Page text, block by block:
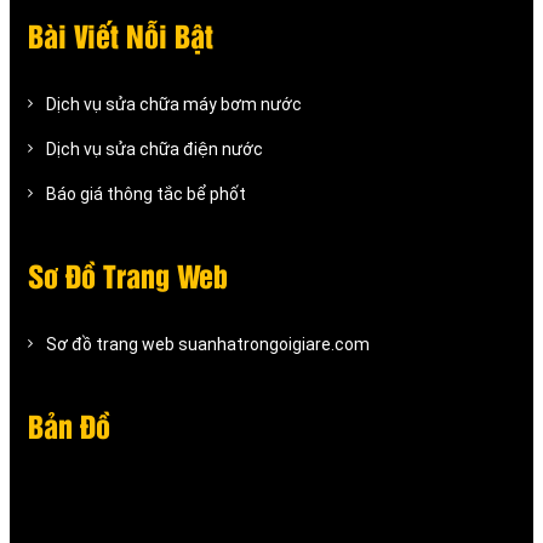
Bài Viết Nỗi Bật
Dịch vụ sửa chữa máy bơm nước
Dịch vụ sửa chữa điện nước
Báo giá thông tắc bể phốt
Sơ Đồ Trang Web
Sơ đồ trang web suanhatrongoigiare.com
Bản Đồ